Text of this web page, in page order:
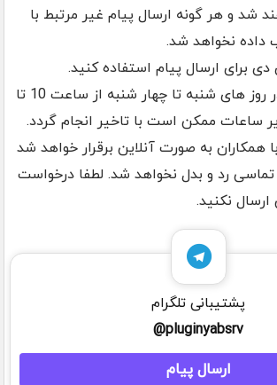
شد و هر گونه ارسال پیام غیر مرتبط با
نخواهد شد.
برای ارسال پیام استفاده کنید.
پاسخ دهی سریع در روز های شنبه تا چهار شنبه از ساعت 10 تا
با همکاران به صورت آنلاین برقرار خواهد شد
رد و بدل نخواهد شد. لطفا درخواست
نکنید.
پشتیبانی تلگرام
pluginyabsrv@
ارسال پیام